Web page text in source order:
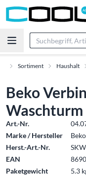
Sortiment Haushalt
Beko
Waschturm
Art.-Nr.
Marke / Hersteller
Beko
Herst.-Art.-Nr.
EAN
Paketgewicht
5.3